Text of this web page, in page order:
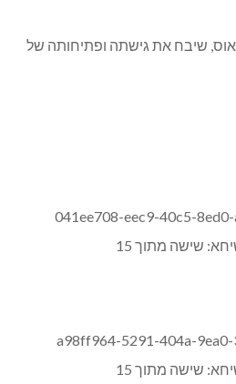
שיבח את גישתה ופתיחותה של